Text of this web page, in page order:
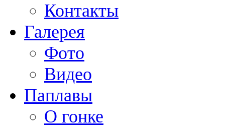
Контакты
Галерея
Фото
Видео
Паплавы
О гонке